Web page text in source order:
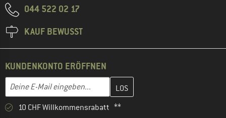
044 522 02 17
KAUF BEWUSST
KUNDENKONTO ERÖFFNEN
E-Mail-Adresse
Gib hier deine E-Mail-Adresse ein und erstelle im nächsten
10 CHF Willkommensrabatt **